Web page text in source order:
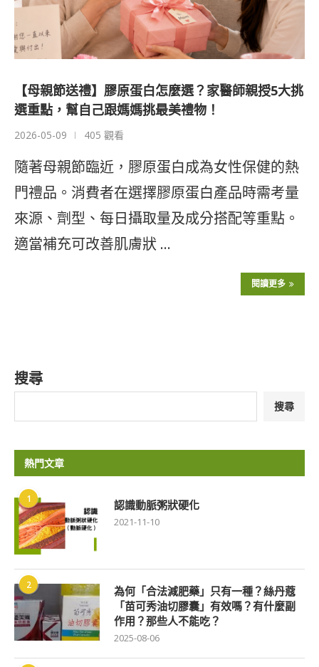
【母親節送禮】膠原蛋白怎麼選？家醫師親授5大挑
選重點，幫自己跟媽媽挑最美禮物！
2026-05-09 405 觀看
隨著母親節臨近，膠原蛋白成為女性保健的熱
門禮品。消費者在選擇膠原蛋白產品時需考量
來源、劑型、每日攝取量及成分搭配等重點。
適當補充可改善肌膚狀 …
閱讀更多
搜尋
搜尋
熱門文章
1 認識動脈粥狀硬化
2021-11-10
2
為何「合法減肥藥」只有一種？絲丹蔻
「苗可秀油切膠囊」有效嗎？有什麼副
作用？那些人不能吃？
2025-08-06